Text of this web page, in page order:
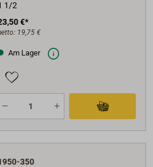
1/2
€*
19,75 €
Am Lager
350